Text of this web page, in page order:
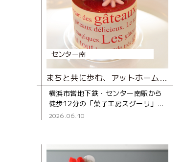
センター南
まちと共に歩む、アットホームなケーキ屋さん
横浜市営地下鉄・センター南駅から
徒歩12分の「菓子工房スグーリ」
は、パティシエの須栗（すぐり）さ
2026.06.10